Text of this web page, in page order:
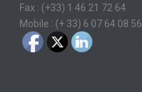
Fax : (+33) 1 46 21 72 64
Mobile : (+ 33) 6 07 64 08 56